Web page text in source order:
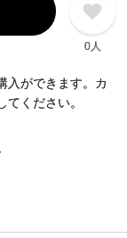
0人
入ができます。カ
ください。